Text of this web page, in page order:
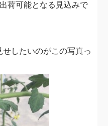
荷可能となる見込みで
したいのがこの写真っ